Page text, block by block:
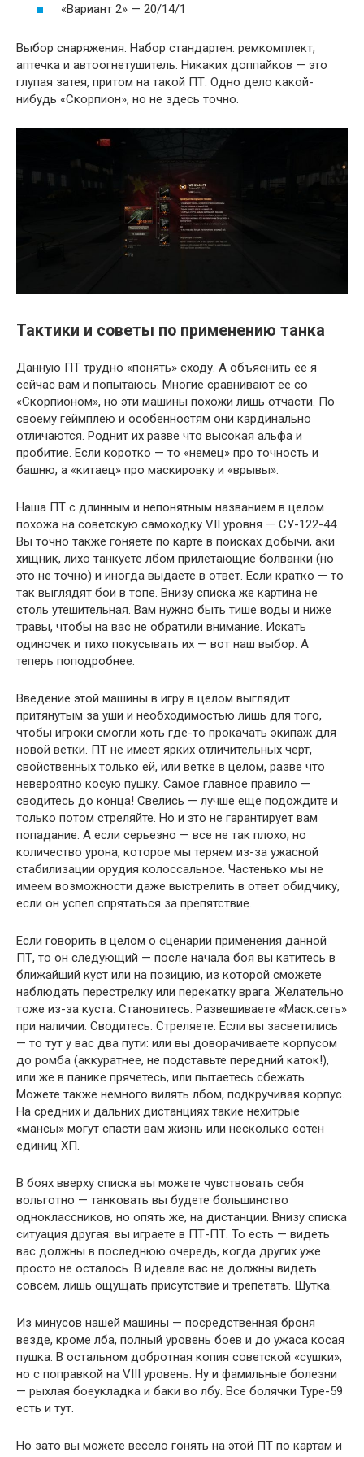
«Вариант 2» — 20/14/1
Выбор снаряжения. Набор стандартен: ремкомплект,
аптечка и автоогнетушитель. Никаких доппайков — это
глупая затея, притом на такой ПТ. Одно дело какой-
нибудь «Скорпион», но не здесь точно.
Тактики и советы по применению танка
Данную ПТ трудно «понять» сходу. А объяснить ее я
сейчас вам и попытаюсь. Многие сравнивают ее со
«Скорпионом», но эти машины похожи лишь отчасти. По
своему геймплею и особенностям они кардинально
отличаются. Роднит их разве что высокая альфа и
пробитие. Если коротко — то «немец» про точность и
башню, а «китаец» про маскировку и «врывы».
Наша ПТ с длинным и непонятным названием в целом
похожа на советскую самоходку VII уровня — СУ-122-44.
Вы точно также гоняете по карте в поисках добычи, аки
хищник, лихо танкуете лбом прилетающие болванки (но
это не точно) и иногда выдаете в ответ. Если кратко — то
так выглядят бои в топе. Внизу списка же картина не
столь утешительная. Вам нужно быть тише воды и ниже
травы, чтобы на вас не обратили внимание. Искать
одиночек и тихо покусывать их — вот наш выбор. А
теперь поподробнее.
Введение этой машины в игру в целом выглядит
притянутым за уши и необходимостью лишь для того,
чтобы игроки смогли хоть где-то прокачать экипаж для
новой ветки. ПТ не имеет ярких отличительных черт,
свойственных только ей, или ветке в целом, разве что
невероятно косую пушку. Самое главное правило —
сводитесь до конца! Свелись — лучше еще подождите и
только потом стреляйте. Но и это не гарантирует вам
попадание. А если серьезно — все не так плохо, но
количество урона, которое мы теряем из-за ужасной
стабилизации орудия колоссальное. Частенько мы не
имеем возможности даже выстрелить в ответ обидчику,
если он успел спрятаться за препятствие.
Если говорить в целом о сценарии применения данной
ПТ, то он следующий — после начала боя вы катитесь в
ближайший куст или на позицию, из которой сможете
наблюдать перестрелку или перекатку врага. Желательно
тоже из-за куста. Становитесь. Развешиваете «Маск.сеть»
при наличии. Сводитесь. Стреляете. Если вы засветились
— то тут у вас два пути: или вы доворачиваете корпусом
до ромба (аккуратнее, не подставьте передний каток!),
или же в панике прячетесь, или пытаетесь сбежать.
Можете также немного вилять лбом, подкручивая корпус.
На средних и дальних дистанциях такие нехитрые
«мансы» могут спасти вам жизнь или несколько сотен
единиц ХП.
В боях вверху списка вы можете чувствовать себя
вольготно — танковать вы будете большинство
одноклассников, но опять же, на дистанции. Внизу списка
ситуация другая: вы играете в ПТ-ПТ. То есть — видеть
вас должны в последнюю очередь, когда других уже
просто не осталось. В идеале вас не должны видеть
совсем, лишь ощущать присутствие и трепетать. Шутка.
Из минусов нашей машины — посредственная броня
везде, кроме лба, полный уровень боев и до ужаса косая
пушка. В остальном добротная копия советской «сушки»,
но с поправкой на VIII уровень. Ну и фамильные болезни
— рыхлая боеукладка и баки во лбу. Все болячки Type-59
есть и тут.
Но зато вы можете весело гонять на этой ПТ по картам и